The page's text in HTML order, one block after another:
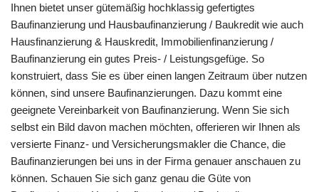
Ihnen bietet unser gütemäßig hochklassig gefertigtes
Baufinanzierung und Hausbaufinanzierung / Baukredit wie auch
Hausfinanzierung & Hauskredit, Immobilienfinanzierung /
Baufinanzierung ein gutes Preis- / Leistungsgefüge. So
konstruiert, dass Sie es über einen langen Zeitraum über nutzen
können, sind unsere Baufinanzierungen. Dazu kommt eine
geeignete Vereinbarkeit von Baufinanzierung. Wenn Sie sich
selbst ein Bild davon machen möchten, offerieren wir Ihnen als
versierte Finanz- und Versicherungsmakler die Chance, die
Baufinanzierungen bei uns in der Firma genauer anschauen zu
können. Schauen Sie sich ganz genau die Güte von